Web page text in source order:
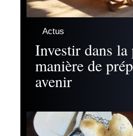
Actus
Investir dans la
manière de
avenir